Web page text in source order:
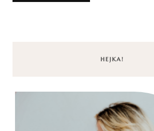
HEJKA!